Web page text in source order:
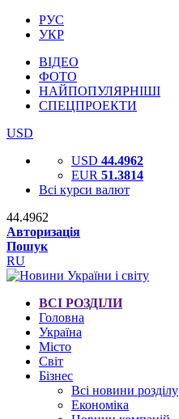
РУС
УКР
ВІДЕО
ФОТО
НАЙПОПУЛЯРНІШІ
СПЕЦПРОЕКТИ
USD
USD 44.4962
EUR 51.3814
Всі курси валют
44.4962
Авторизація
Пошук
RU
ВСІ РОЗДІЛИ
Головна
Україна
Місто
Світ
Бізнес
Всі новини розділу
Економіка